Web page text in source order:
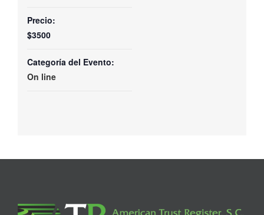
Precio:
$3500
Categoría del Evento:
On line